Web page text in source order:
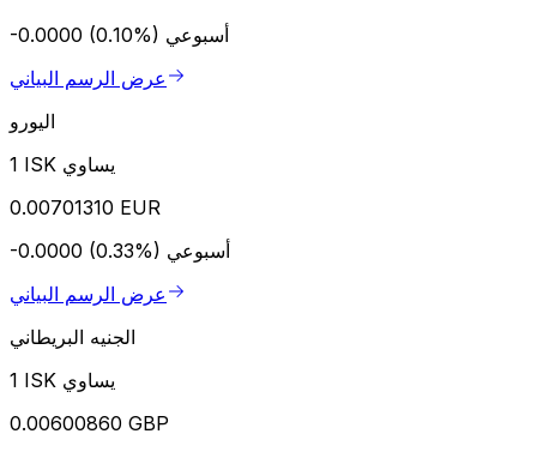
-0.0000 (0.10%) أسبوعي
عرض الرسم البياني
اليورو
1 ISK يساوي
0.00701310 EUR
-0.0000 (0.33%) أسبوعي
عرض الرسم البياني
الجنيه البريطاني
1 ISK يساوي
0.00600860 GBP